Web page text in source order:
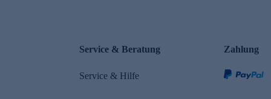
Service & Beratung
Service & Hilfe
Zahlung